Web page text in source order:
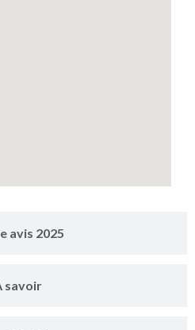
avis 2025
savoir